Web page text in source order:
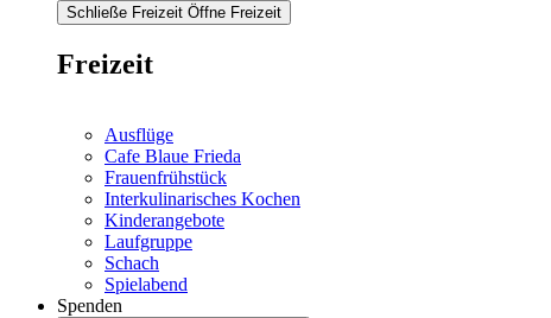
Schließe Freizeit Öffne Freizeit
Freizeit
Ausflüge
Cafe Blaue Frieda
Frauenfrühstück
Interkulinarisches Kochen
Kinderangebote
Laufgruppe
Schach
Spielabend
Spenden